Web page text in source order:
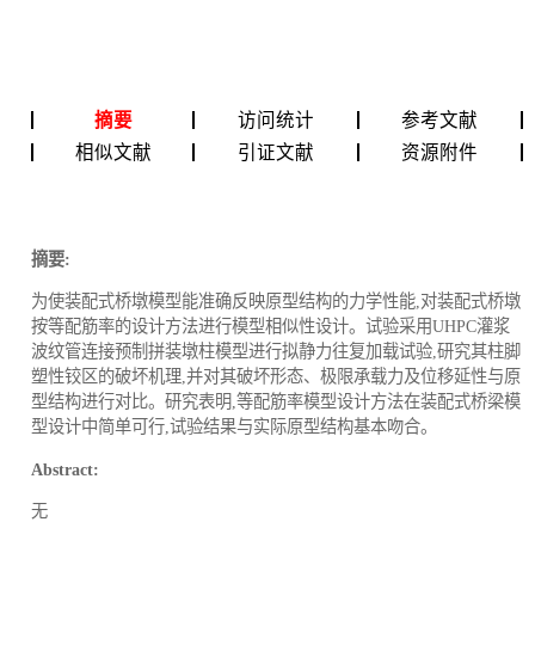
摘要 访问统计
参考文献
相似文献
引证文献 资源附件
摘要:
为使装配式桥墩模型能准确反映原型结构的力学性能,对装配式桥墩
按等配筋率的设计方法进行模型相似性设计。试验采用UHPC灌浆
波纹管连接预制拼装墩柱模型进行拟静力往复加载试验,研究其柱脚
塑性铰区的破坏机理,并对其破坏形态、极限承载力及位移延性与原
型结构进行对比。研究表明,等配筋率模型设计方法在装配式桥梁模
型设计中简单可行,试验结果与实际原型结构基本吻合。
Abstract:
无